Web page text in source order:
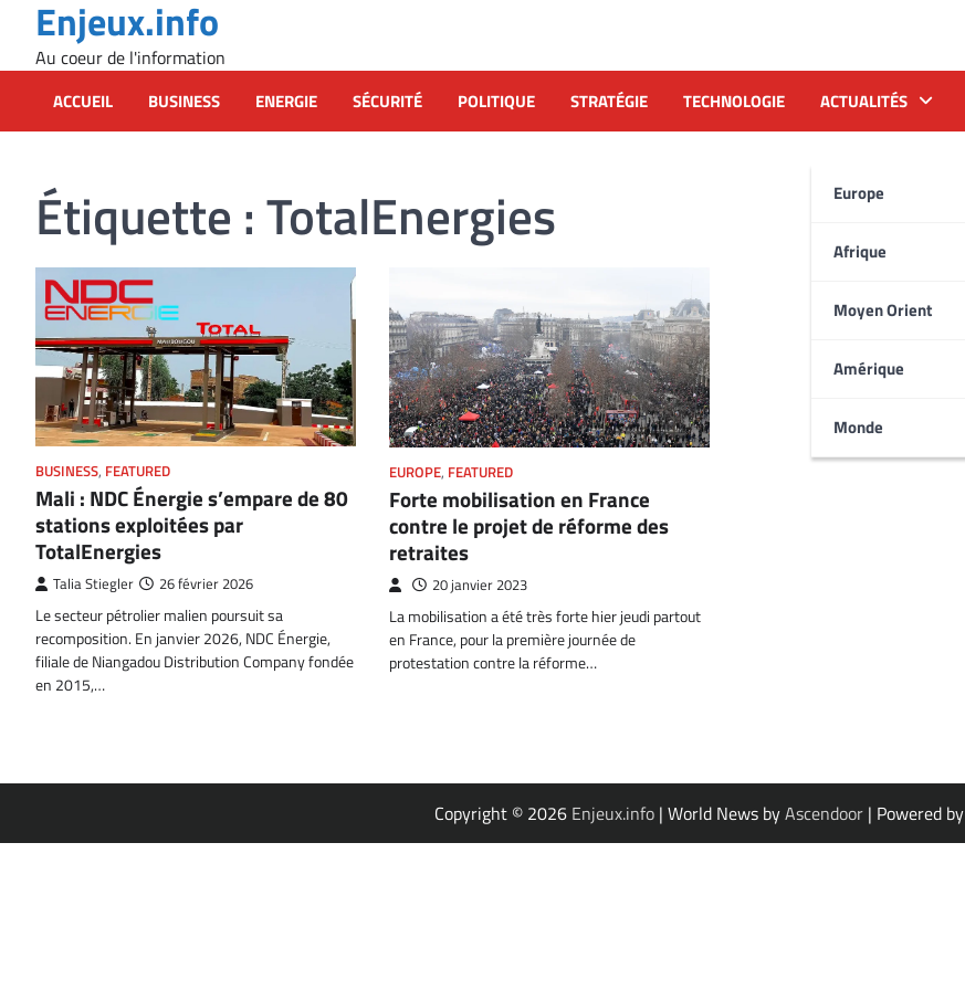
content
Enjeux.info
Au coeur de l'information
ACCUEIL BUSINESS ENERGIE SÉCURITÉ POLITIQUE STRATÉGIE TECHNOLOGIE ACTUALITÉS
Europe
Afrique
Moyen Orient
Amérique
Monde
Étiquette :TotalEnergies
BUSINESS, FEATURED
Mali : NDC Énergie s’empare de 80
stations exploitées par
TotalEnergies
Talia Stiegler 26 février 2026
Le secteur pétrolier malien poursuit sa
recomposition. En janvier 2026, NDC Énergie,
filiale de Niangadou Distribution Company fondée
en 2015,…
EUROPE, FEATURED
Forte mobilisation en France
contre le projet de réforme des
retraites
20 janvier 2023
La mobilisation a été très forte hier jeudi partout
en France, pour la première journée de
protestation contre la réforme…
Copyright © 2026 Enjeux.info| World News byAscendoor| Powered by